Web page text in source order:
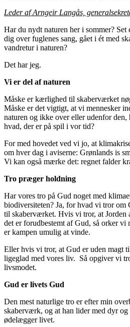
Leder af Arngeir Langås,
Har du nydt naturen her i sommer?
dig over fuglenes sang, gået i ét med
vandretur i naturen?
Det har jeg.
Vi er del af naturen
Måske er kærlighed til skaberværket
Måske er det vigtigt, at vi mennesker
naturen og ikke over eller udenfor
hvad, der er på spil i vor tid?
For med hovedet ved vi jo, at
om hver dag i aviserne: Grønlands is
Vi kan også mærke det: regnet falder
Tro præger holdning
Har vores tro på Gud noget med
biodiversiteten? Ja, for hvad vi tror
til skaberværket. Hvis vi tror, at Jorden
det er forudbestemt af Gud, så orker vi
er kampen umulig at vinde.
Eller hvis vi tror, at Gud er uden magt
ligeglad med vores liv. Så opgiver vi
livsmodet.
Gud er livets Gud
Den mest naturlige tro er efter min
skaberværk, og at han lider med dyr og
ødelægger livet.